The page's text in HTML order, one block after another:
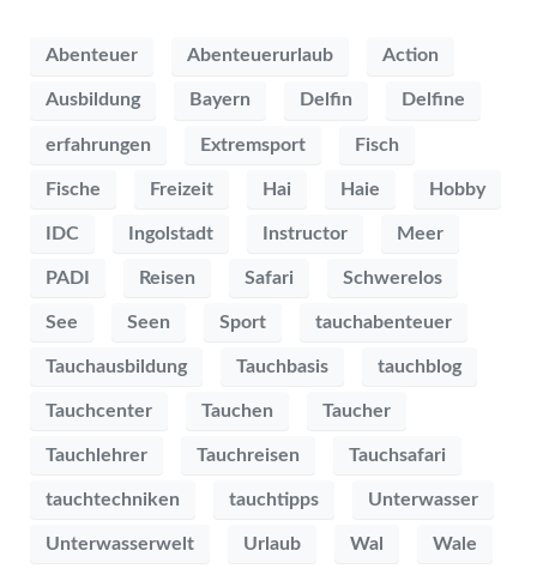
Abenteuer Abenteuerurlaub Action
Ausbildung Bayern Delfin Delfine
erfahrungen Extremsport Fisch
Fische Freizeit Hai Haie Hobby
IDC Ingolstadt Instructor Meer
PADI Reisen Safari Schwerelos
See Seen Sport tauchabenteuer
Tauchausbildung Tauchbasis tauchblog
Tauchcenter Tauchen Taucher
Tauchlehrer Tauchreisen Tauchsafari
tauchtechniken tauchtipps Unterwasser
Unterwasserwelt Urlaub Wal Wale